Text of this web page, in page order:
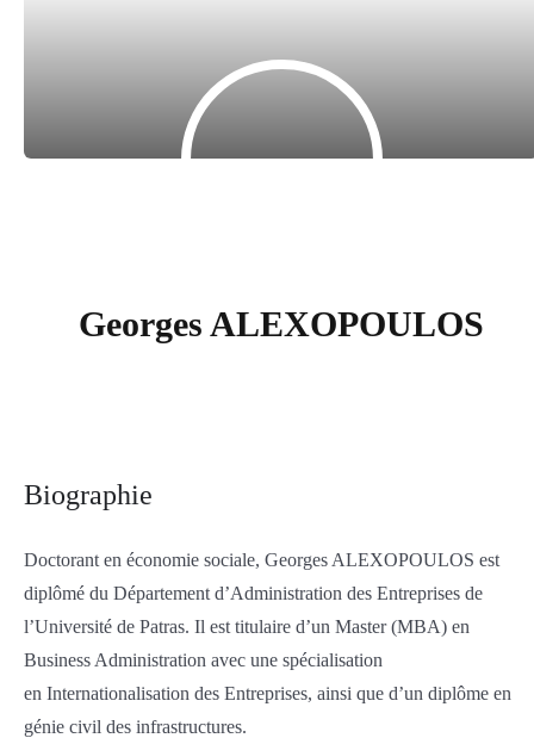
Georges ALEXOPOULOS
Biographie
Doctorant en économie sociale, Georges ALEXOPOULOS est
diplômé du Département d’Administration des Entreprises de
l’Université de Patras. Il est titulaire d’un Master (MBA) en
Business Administration avec une spécialisation
en Internationalisation des Entreprises, ainsi que d’un diplôme en
génie civil des infrastructures.